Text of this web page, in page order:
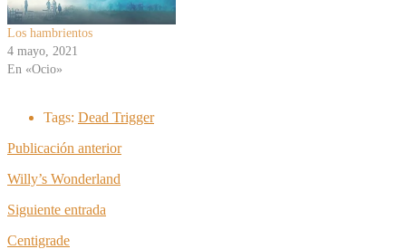
Los hambrientos
4 mayo, 2021
En «Ocio»
Tags: Dead Trigger
Publicación anterior
Willy’s Wonderland
Siguiente entrada
Centigrade